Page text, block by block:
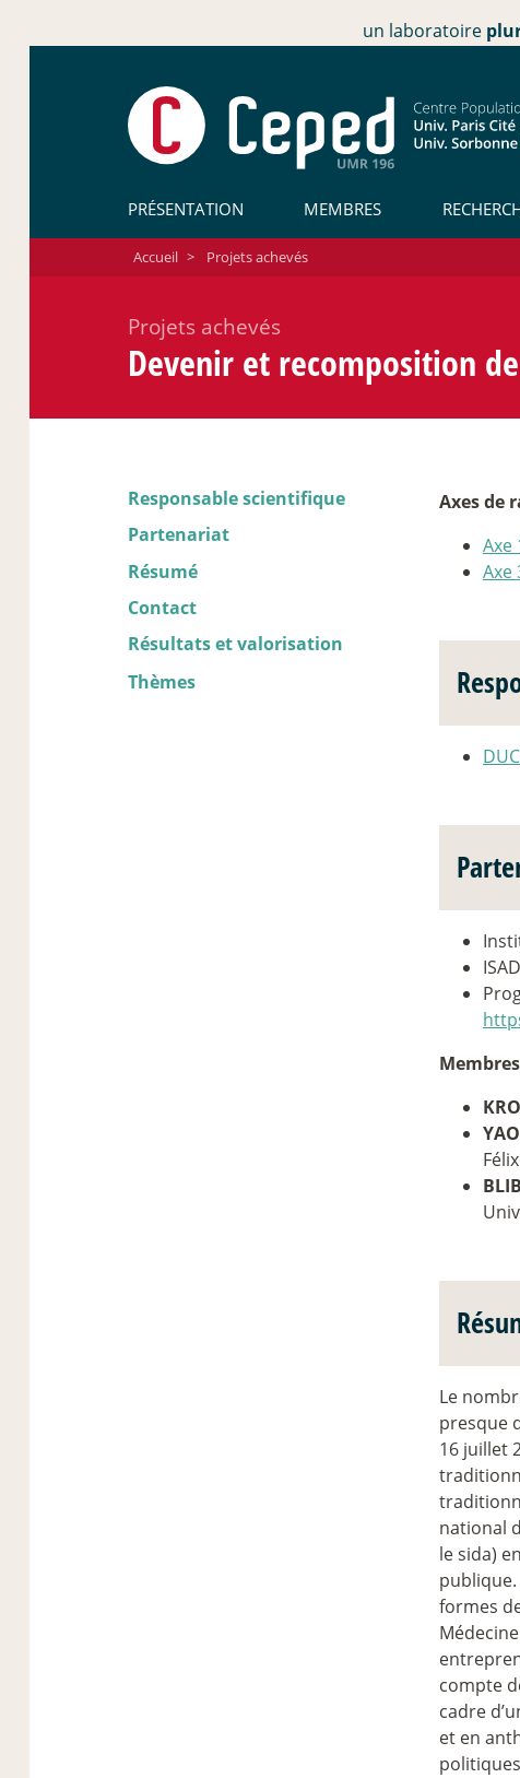
un laboratoire
PRÉSENTATION MEMBRES
Accueil > Projets achevés
Projets achevés
Devenir et recomposition
Responsable scientifique
Partenariat
Résumé
Contact
Résultats et valorisation
Thèmes
Axes de
Axe
Axe
Le
presque
16 juillet
national
le sida)
formes
compte
cadre
et en